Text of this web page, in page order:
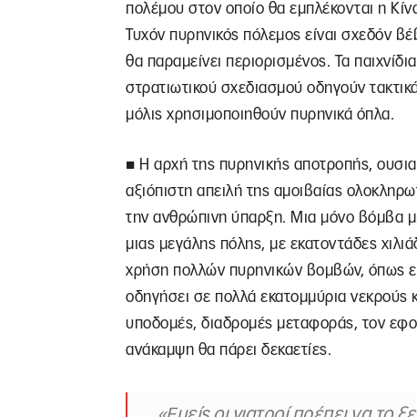
πολέμου στον οποίο θα εμπλέκονται η
Τυχόν πυρηνικός πόλεμος είναι σχεδόν
θα παραμείνει περιορισμένος. Τα παιχνίδια
στρατιωτικού σχεδιασμού οδηγούν
μόλις χρησιμοποιηθούν πυρηνικά όπλα.
■ Η αρχή της πυρηνικής αποτροπής,
αξιόπιστη απειλή της αμοιβαίας
την ανθρώπινη ύπαρξη. Μια μόνο βόμβα
μιας μεγάλης πόλης, με εκατοντάδες
χρήση πολλών πυρηνικών βομβών, όπως
οδηγήσει σε πολλά εκατομμύρια νεκρούς
υποδομές, διαδρομές μεταφοράς, τον
ανάκαμψη θα πάρει δεκαετίες.